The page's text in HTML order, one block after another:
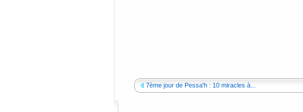
7ème jour de Pessa'h : 10 miracles à...